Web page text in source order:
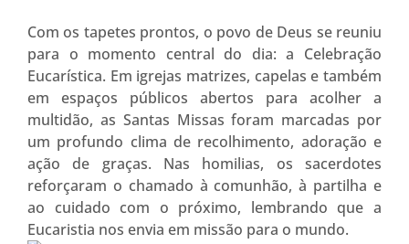
Com os tapetes prontos, o povo de Deus se reuniu
para o momento central do dia: a Celebração
Eucarística. Em igrejas matrizes, capelas e também
em espaços públicos abertos para acolher a
multidão, as Santas Missas foram marcadas por
um profundo clima de recolhimento, adoração e
ação de graças. Nas homilias, os sacerdotes
reforçaram o chamado à comunhão, à partilha e
ao cuidado com o próximo, lembrando que a
Eucaristia nos envia em missão para o mundo.